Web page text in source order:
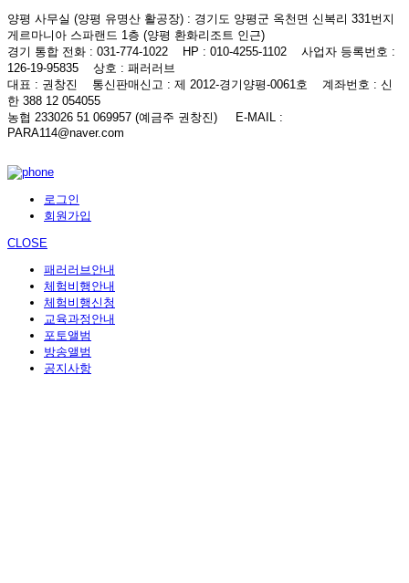
양평 사무실 (양평 유명산 활공장) : 경기도 양평군 옥천면 신복리 331번지
게르마니아 스파랜드 1층 (양평 환화리조트 인근)
경기 통합 전화 : 031-774-1022 HP : 010-4255-1102 사업자 등록번호 :
126-19-95835 상호 : 패러러브
대표 : 권창진 통신판매신고 : 제 2012-경기양평-0061호 계좌번호 : 신
한 388 12 054055
농협 233026 51 069957 (예금주 권창진)
E-MAIL :
PARA114@naver.com
로그인
회원가입
CLOSE
패러러브안내
체험비행안내
체험비행신청
교육과정안내
포토앨범
방송앨범
공지사항